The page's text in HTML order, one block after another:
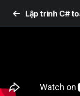
Lập trình C#